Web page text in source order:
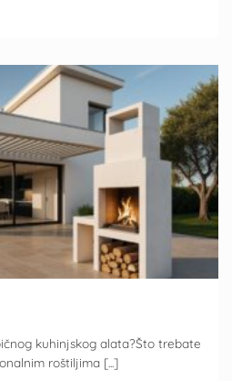
kuhinjskog alata?Što trebate
roštiljima [...]